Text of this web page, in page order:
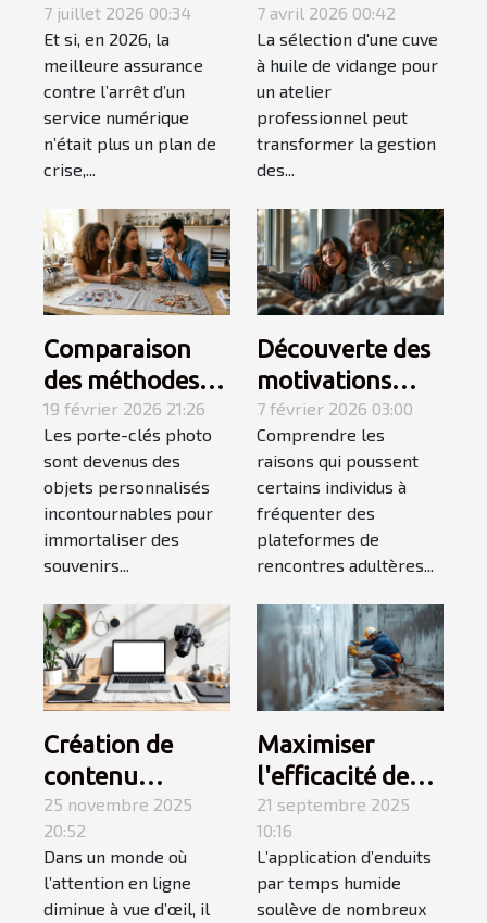
technique
devient le
maillon fort du
monitoring
proactif
7 juillet 2026 00:34
Et si, en 2026, la
meilleure assurance
contre l’arrêt d’un
service numérique
n’était plus un plan de
crise,...
huile de vidange
pour ateliers
professionnels
7 avril 2026 00:42
La sélection d'une cuve
à huile de vidange pour
un atelier
professionnel peut
transformer la gestion
des...
Comparaison
des méthodes
d'impression
pour les porte-
clés photo
19 février 2026 21:26
Les porte-clés photo
sont devenus des
objets personnalisés
incontournables pour
immortaliser des
souvenirs...
Découverte des
motivations
derrière
l'utilisation des
sites de
rencontres
adultères
7 février 2026 03:00
Comprendre les
raisons qui poussent
certains individus à
fréquenter des
plateformes de
rencontres adultères...
Création de
contenu
engageant :
secrets pour
captiver votre
audience
25 novembre 2025
20:52
Dans un monde où
l’attention en ligne
diminue à vue d’œil, il
Maximiser
l'efficacité des
enduits par
temps humide :
stratégies et
conseils
21 septembre 2025
10:16
L’application d’enduits
par temps humide
soulève de nombreux